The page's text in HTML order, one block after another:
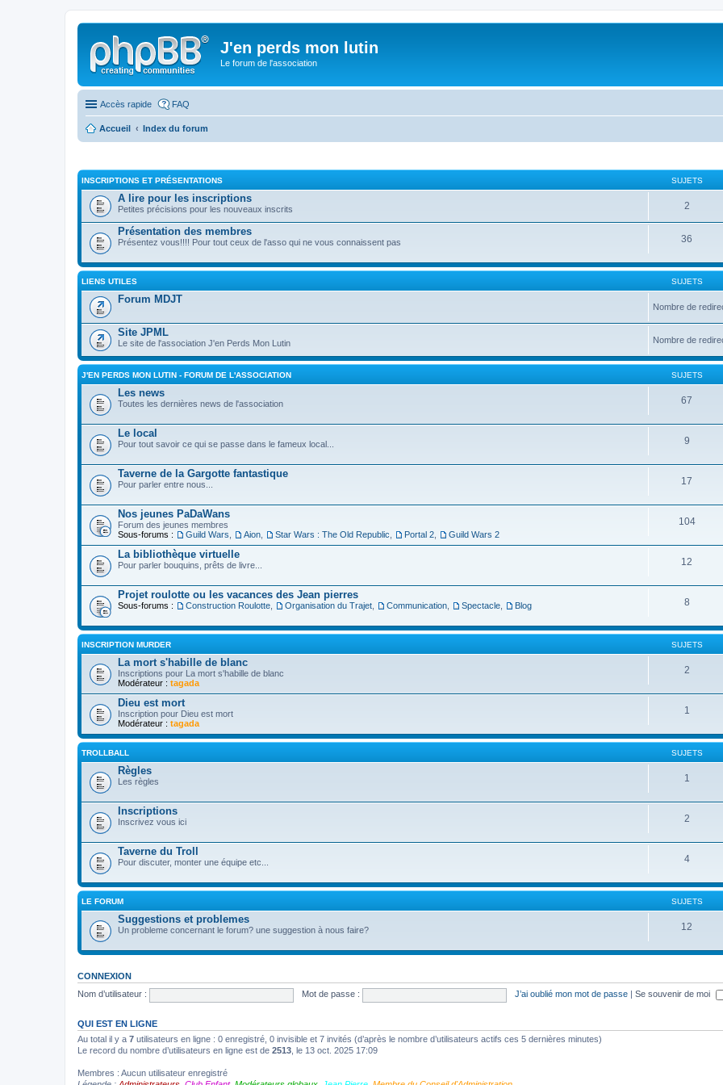
J'en perds mon lutin
Le forum de l'association
Accès rapide FAQ
Accueil Index du forum
INSCRIPTIONS ET PRÉSENTATIONS SUJETS
A lire pour les inscriptions
Petites précisions pour les nouveaux inscrits 2
Présentation des membres
Présentez vous!!!! Pour tout ceux de l'asso qui ne vous connaissent pas 36
LIENS UTILES SUJETS
Forum MDJT
Nombre de
Site JPML
Le site de l'association J'en Perds Mon Lutin Nombre de
J'EN PERDS MON LUTIN - FORUM DE L'ASSOCIATION SUJETS
Les news
Toutes les dernières news de l'association 67
Le local
Pour tout savoir ce qui se passe dans le fameux local... 9
Taverne de la Gargotte fantastique
Pour parler entre nous... 17
Nos jeunes PaDaWans
Forum des jeunes membres
Sous-forums :
Guild Wars Aion Star Wars : The Old Republic Portal 2 Guild Wars 2
104
La bibliothèque virtuelle
Pour parler bouquins, prêts de livre... 12
Projet roulotte ou les vacances des Jean pierres
Sous-forums : Construction Roulotte Organisation du Trajet Communication Spectacle Blog 8
INSCRIPTION MURDER SUJETS
La mort s'habille de blanc
Inscriptions pour La mort s'habille de blanc
Modérateur : tagada
2
Dieu est mort
Inscription pour Dieu est mort
Modérateur : tagada
1
TROLLBALL SUJETS
Règles
Les règles 1
Inscriptions
Inscrivez vous ici 2
Taverne du Troll
Pour discuter, monter une équipe etc... 4
LE FORUM SUJETS
Suggestions et problemes
Un probleme concernant le forum? une suggestion à nous faire? 12
CONNEXION
Nom d’utilisateur :
Mot de passe : J’ai oublié mon mot de passe Se souvenir de moi
QUI EST EN LIGNE
Au total il y a 7 utilisateurs en ligne : 0 enregistré, 0 invisible et 7 invités (d’après le nombre d’utilisateurs actifs ces 5 dernières minutes)
Le record du nombre d’utilisateurs en ligne est de 2513 , le 13 oct. 2025 17:09
Membres : Aucun utilisateur enregistré